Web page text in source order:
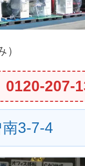
）
0120-207-
3-7-4